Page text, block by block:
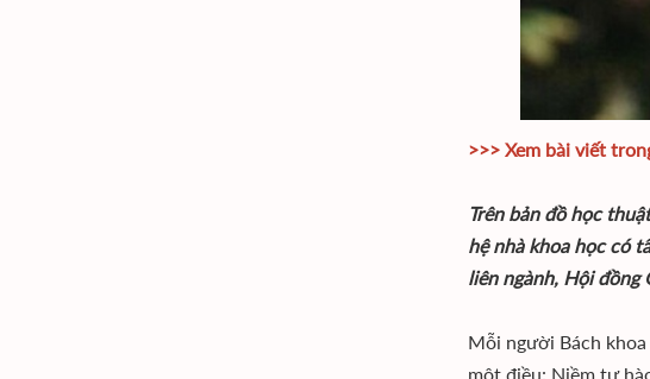
>>> Xem bài viết
Trên bản đồ học
hệ nhà khoa học có
liên ngành, Hội đồng
Mỗi người Bách
một điều: Niềm tự